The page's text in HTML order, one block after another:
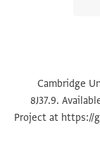
و تدوير
Cambridge
8J37.9.
Project athttps://